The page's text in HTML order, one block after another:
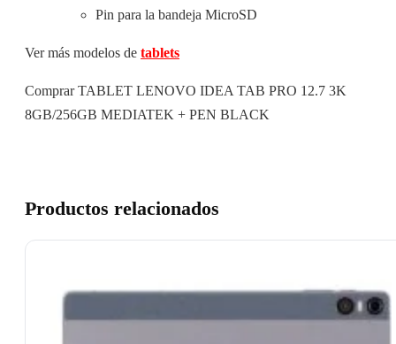
Pin para la bandeja MicroSD
Ver más modelos de tablets
Comprar TABLET LENOVO IDEA TAB PRO 12.7 3K
8GB/256GB MEDIATEK + PEN BLACK
Productos relacionados